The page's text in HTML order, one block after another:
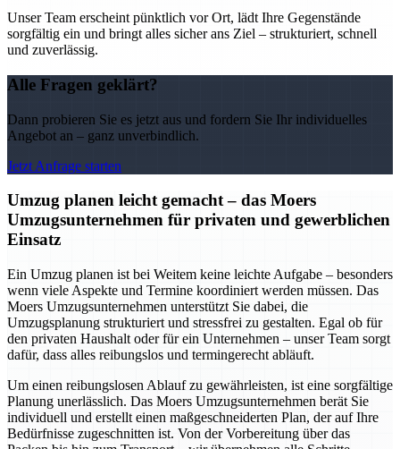
Unser Team erscheint pünktlich vor Ort, lädt Ihre Gegenstände
sorgfältig ein und bringt alles sicher ans Ziel – strukturiert, schnell
und zuverlässig.
Alle Fragen geklärt?
Dann probieren Sie es jetzt aus und fordern Sie Ihr individuelles
Angebot an – ganz unverbindlich.
Jetzt Anfrage starten
Umzug planen leicht gemacht – das Moers
Umzugsunternehmen für privaten und gewerblichen
Einsatz
Ein Umzug planen ist bei Weitem keine leichte Aufgabe – besonders
wenn viele Aspekte und Termine koordiniert werden müssen. Das
Moers Umzugsunternehmen unterstützt Sie dabei, die
Umzugsplanung strukturiert und stressfrei zu gestalten. Egal ob für
den privaten Haushalt oder für ein Unternehmen – unser Team sorgt
dafür, dass alles reibungslos und termingerecht abläuft.
Um einen reibungslosen Ablauf zu gewährleisten, ist eine sorgfältige
Planung unerlässlich. Das Moers Umzugsunternehmen berät Sie
individuell und erstellt einen maßgeschneiderten Plan, der auf Ihre
Bedürfnisse zugeschnitten ist. Von der Vorbereitung über das